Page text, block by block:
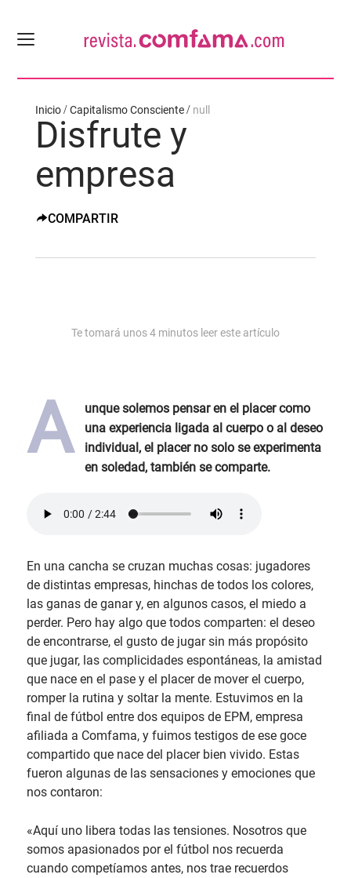
Inicio Capitalismo Consciente null
Disfrute y
empresa
COMPARTIR
Te tomará unos4 minutos leer este artículo
A
unque solemos pensar en el placer como
una experiencia ligada al cuerpo o al deseo
individual, el placer no solo se experimenta
en soledad, también se comparte.
En una cancha se cruzan muchas cosas: jugadores
de distintas empresas, hinchas de todos los colores,
las ganas de ganar y, en algunos casos, el miedo a
perder. Pero hay algo que todos comparten: el deseo
de encontrarse, el gusto de jugar sin más propósito
que jugar, las complicidades espontáneas, la amistad
que nace en el pase y el placer de mover el cuerpo,
romper la rutina y soltar la mente. Estuvimos en la
final de fútbol entre dos equipos de EPM, empresa
afiliada a Comfama, y fuimos testigos de ese goce
compartido que nace del placer bien vivido. Estas
fueron algunas de las sensaciones y emociones que
nos contaron:
«Aquí uno libera todas las tensiones. Nosotros que
somos apasionados por el fútbol nos recuerda
cuando competíamos antes, nos trae recuerdos